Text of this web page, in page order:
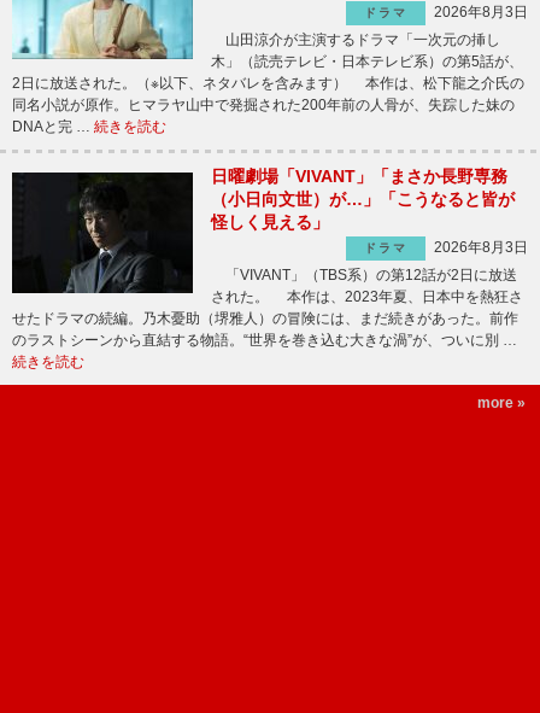
ドラマ
2026年8月3日
山田涼介が主演するドラマ「一次元の挿し
木」（読売テレビ・日本テレビ系）の第5話が、
2日に放送された。（※以下、ネタバレを含みます） 本作は、松下龍之介氏の
同名小説が原作。ヒマラヤ山中で発掘された200年前の人骨が、失踪した妹の
DNAと完 … 続きを読む
日曜劇場「VIVANT」「まさか長野専務
（小日向文世）が…」「こうなると皆が
怪しく見える」
ドラマ
2026年8月3日
「VIVANT」（TBS系）の第12話が2日に放送
された。 本作は、2023年夏、日本中を熱狂さ
せたドラマの続編。乃木憂助（堺雅人）の冒険には、まだ続きがあった。前作
のラストシーンから直結する物語。“世界を巻き込む大きな渦”が、ついに別 …
続きを読む
more »